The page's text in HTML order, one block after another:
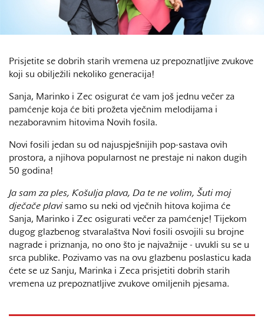
Prisjetite se dobrih starih vremena uz prepoznatljive zvukove
koji su obilježili nekoliko generacija!
Sanja, Marinko i Zec osigurat će vam još jednu večer za
pamćenje koja će biti prožeta vječnim melodijama i
nezaboravnim hitovima Novih fosila.
Novi fosili jedan su od najuspješnijih pop-sastava ovih
prostora, a njihova popularnost ne prestaje ni nakon dugih
50 godina!
Ja sam za ples, Košulja plava, Da te ne volim, Šuti moj
dječače plavi samo su neki od vječnih hitova kojima će
Sanja, Marinko i Zec osigurati večer za pamćenje! Tijekom
dugog glazbenog stvaralaštva Novi fosili osvojili su brojne
nagrade i priznanja, no ono što je najvažnije - uvukli su se u
srca publike. Pozivamo vas na ovu glazbenu poslasticu kada
ćete se uz Sanju, Marinka i Zeca prisjetiti dobrih starih
vremena uz prepoznatljive zvukove omiljenih pjesama.